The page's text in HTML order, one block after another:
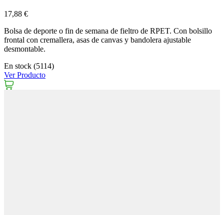
17,88 €
Bolsa de deporte o fin de semana de fieltro de RPET. Con bolsillo
frontal con cremallera, asas de canvas y bandolera ajustable
desmontable.
En stock (5114)
Ver Producto